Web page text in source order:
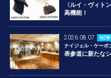
〈ルイ・ヴィト
高機能！
2026.08.07
NEW
ナイジェル・ケーボ
表参道に新たな